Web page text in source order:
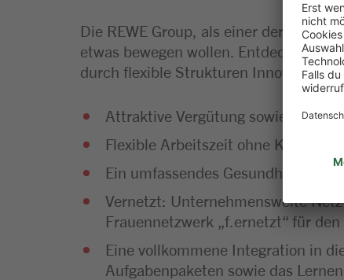
Die REWE Group, als einer der
etwas bewegen wollen. Entdecke
durch flexible Strukturen
Attraktive Vergütung sowie
Flexible Arbeitszeit ohne Kernzeiten.
Ein umfassendes Gesundheits- und
Vernetzt: Unternehmensweite
Frauennetzwerk „f.ernetzt“ für
Eine vollkommene Integration in
Aufgabenpaketen sowie das